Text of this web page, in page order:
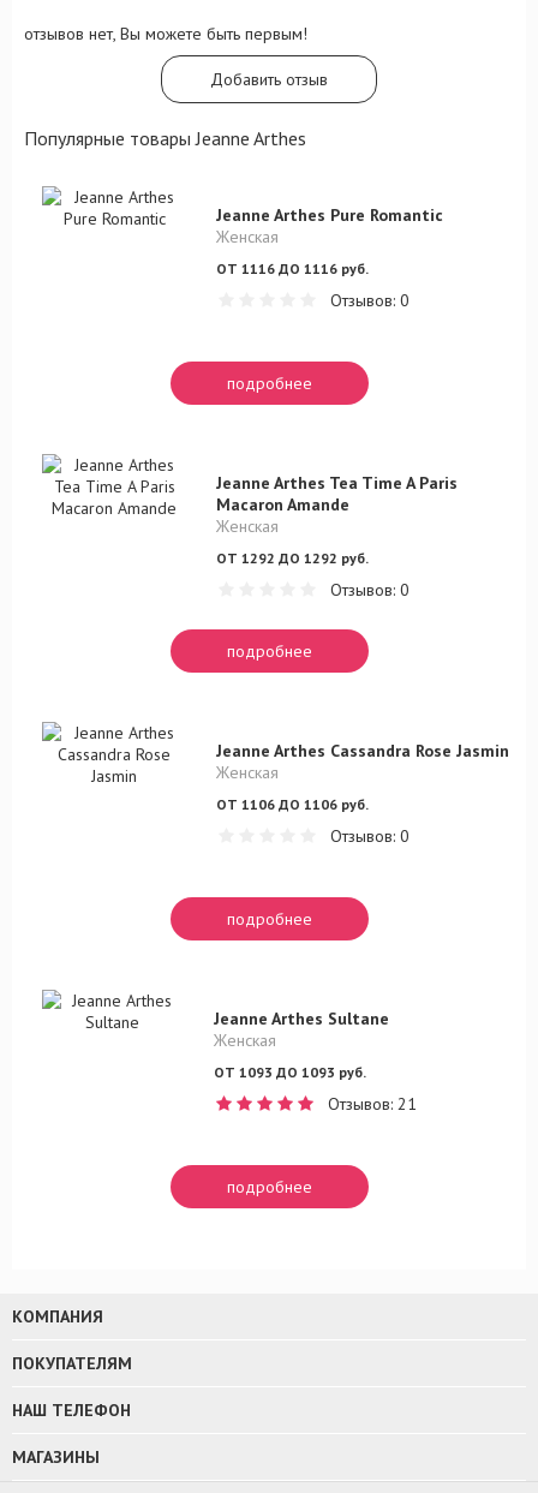
отзывов нет, Вы можете быть первым!
Добавить отзыв
Популярные товары Jeanne Arthes
Jeanne Arthes Pure Romantic
Женская
ОТ 1116 ДО 1116 руб.
Отзывов: 0
подробнее
Jeanne Arthes Tea Time A Paris
Macaron Amande
Женская
ОТ 1292 ДО 1292 руб.
Отзывов: 0
подробнее
Jeanne Arthes Cassandra Rose Jasmin
Женская
ОТ 1106 ДО 1106 руб.
Отзывов: 0
подробнее
Jeanne Arthes Sultane
Женская
ОТ 1093 ДО 1093 руб.
Отзывов: 21
подробнее
КОМПАНИЯ
ПОКУПАТЕЛЯМ
НАШ ТЕЛЕФОН
МАГАЗИНЫ